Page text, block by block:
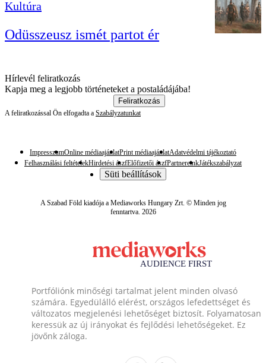
Kultúra
Odüsszeusz ismét partot ér
Hírlevél feliratkozás
Kapja meg a legjobb történeteket a postaládájába!
Feliratkozás
A feliratkozással Ön elfogadta a Szabályzatunkat
ImpresszumOnline médiaajánlatPrint médiaajánlatAdatvédelmi tájékoztató
Felhasználási feltételekHirdetési ászfElőfizetői ászfPartnereinkJátékszabályzat
Süti beállítások
A Szabad Föld kiadója a Mediaworks Hungary Zrt. © Minden jog
fenntartva. 2026
Portfóliónk minőségi tartalmat jelent minden olvasó
számára. Egyedülálló elérést, országos lefedettséget és
változatos megjelenési lehetőséget biztosít. Folyamatosan
keressük az új irányokat és fejlődési lehetőségeket. Ez
jövőnk záloga.